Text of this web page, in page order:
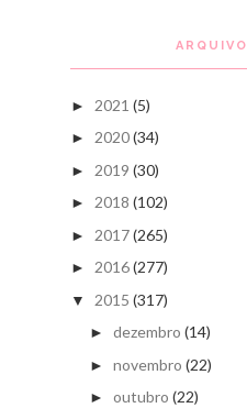
ARQUIVO
► 2021 (5)
► 2020(34)
► 2019 (30)
► 2018 (102)
► 2017(265)
► 2016(277)
▼ 2015 (317)
► dezembro (14)
► novembro (22)
► outubro (22)